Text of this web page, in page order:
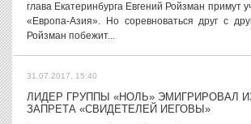
глава Екатеринбурга Евгений Ройзман примут
«Европа-Азия». Но соревноваться друг с
Ройзман побежит...
31.07.2017, 15:40
ЛИДЕР ГРУППЫ «НОЛЬ» ЭМИГРИРОВАЛ
ЗАПРЕТА «СВИДЕТЕЛЕЙ ИЕГОВЫ»